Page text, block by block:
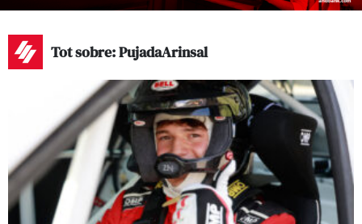
Tot sobre: PujadaArinsal